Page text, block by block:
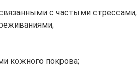
с частыми стрессами,
кожного покрова;